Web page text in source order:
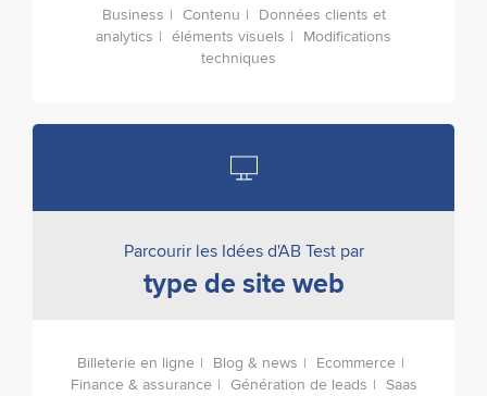
Business Contenu
Données clients et
analytics
éléments visuels
Modifications
techniques
Parcourir les Idées d'AB Test par
type de site web
Billeterie en ligne Blog & news
Ecommerce
Finance & assurance
Génération de leads
Saas